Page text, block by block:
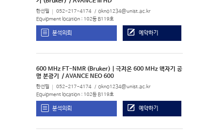
한선필 052-217-4174 okno1234@unist.ac.kr
Equipment location : 102동 B119호
분석의뢰 예약하기
600 MHz FT-NMR (Bruker) | 극저온 600 MHz 핵자기 공
명 분광기
/ AVANCE NEO 600
한선필 052-217-4174 okno1234@unist.ac.kr
Equipment location : 102동 B119호
분석의뢰 예약하기